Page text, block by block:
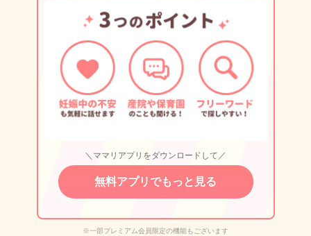
＼ママリアプリをダウンロードして／
無料アプリでもっと見る
※一部プレミアム会員限定の機能もございます